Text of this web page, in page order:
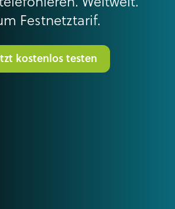
Festnetztarif.
kostenlos testen